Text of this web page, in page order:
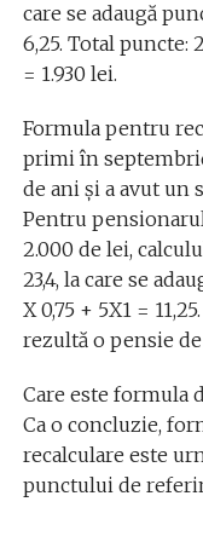
care se adaugă
6,25. Total puncte:
= 1.930 lei.
Formula pentru
primi în
de ani și a avut un
Pentru
2.000 de lei,
23,4, la care se
X 0,75 + 5X1 =
rezultă o pensie
Care este formula
Ca o concluzie,
recalculare este
punctului de